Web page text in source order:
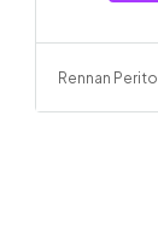
Rennan